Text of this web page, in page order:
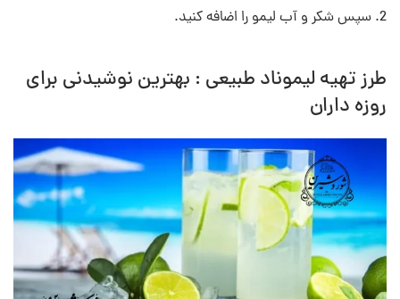
سپس شکر و آب لیمو را اضافه کنید.
طرز تهیه لیموناد طبیعی : بهترین نوشیدنی برای
روزه داران